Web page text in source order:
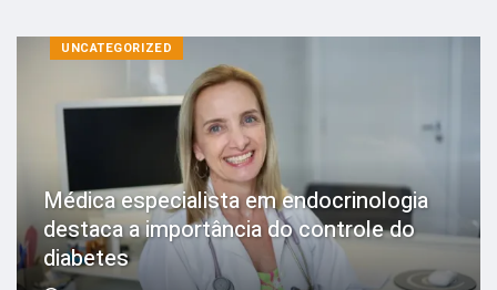
UNCATEGORIZED
Médica especialista em endocrinologia
destaca a importância do controle do
diabetes